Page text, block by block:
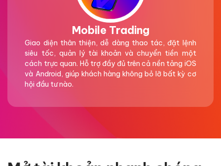
Mobile Trading
Giao diện thân thiện, dễ dàng thao tác, đặt lệnh
siêu tốc, quản lý tài khoản và chuyển tiền một
cách trực quan. Hỗ trợ đầy đủ trên cả nền tảng iOS
và Android, giúp khách hàng không bỏ lỡ bất kỳ cơ
hội đầu tư nào.